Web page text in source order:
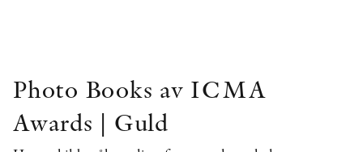
Photo Books av ICMA
Awards | Guld